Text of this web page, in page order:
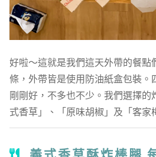
好啦～這就是我們這天外帶的餐點
條，外帶皆是使用防油紙盒包裝。
剛剛好，不多也不少。我們選擇
式香草」、「原味胡椒」及「客家